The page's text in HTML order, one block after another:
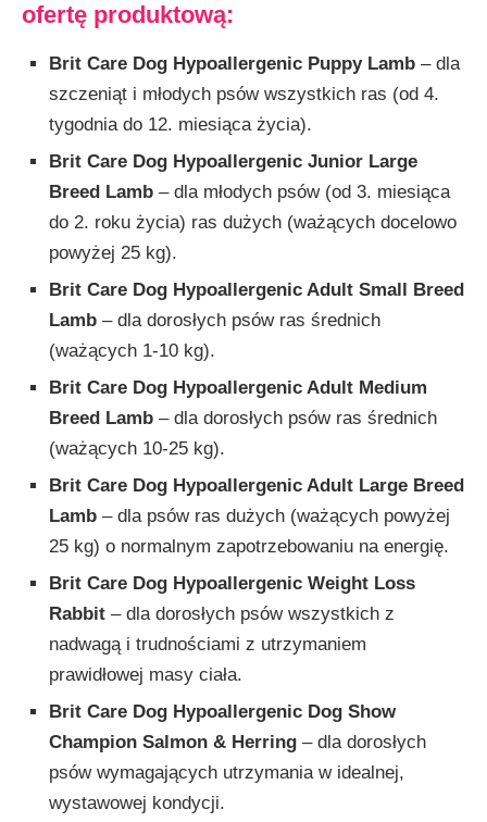
ofertę produktową:
Brit Care Dog Hypoallergenic Puppy Lamb – dla
szczeniąt i młodych psów wszystkich ras (od 4.
tygodnia do 12. miesiąca życia).
Brit Care Dog Hypoallergenic Junior Large
Breed Lamb – dla młodych psów (od 3. miesiąca
do 2. roku życia) ras dużych (ważących docelowo
powyżej 25 kg).
Brit Care Dog Hypoallergenic Adult Small Breed
Lamb – dla dorosłych psów ras średnich
(ważących 1-10 kg).
Brit Care Dog Hypoallergenic Adult Medium
Breed Lamb – dla dorosłych psów ras średnich
(ważących 10-25 kg).
Brit Care Dog Hypoallergenic Adult Large Breed
Lamb – dla psów ras dużych (ważących powyżej
25 kg) o normalnym zapotrzebowaniu na energię.
Brit Care Dog Hypoallergenic Weight Loss
Rabbit – dla dorosłych psów wszystkich z
nadwagą i trudnościami z utrzymaniem
prawidłowej masy ciała.
Brit Care Dog Hypoallergenic Dog Show
Champion Salmon & Herring – dla dorosłych
psów wymagających utrzymania w idealnej,
wystawowej kondycji.